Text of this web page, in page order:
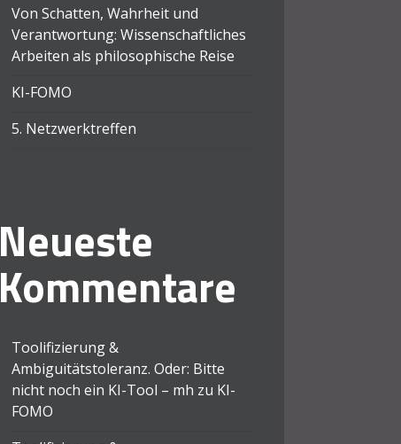
Von Schatten, Wahrheit und
Verantwortung: Wissenschaftliches
Arbeiten als philosophische Reise
KI-FOMO
5. Netzwerktreffen
Neueste
Kommentare
Toolifizierung &
Ambiguitätstoleranz. Oder: Bitte
nicht noch ein KI-Tool – mh zu KI-
FOMO